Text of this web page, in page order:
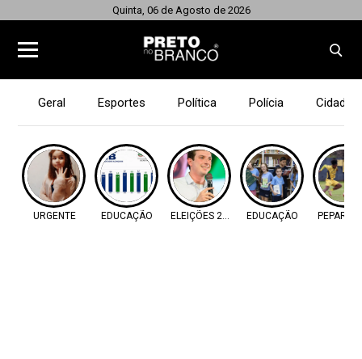
Quinta, 06 de Agosto de 2026
Geral Esportes Política Polícia Cidades
URGENTE EDUCAÇÃO ELEIÇÕES 2026 EDUCAÇÃO